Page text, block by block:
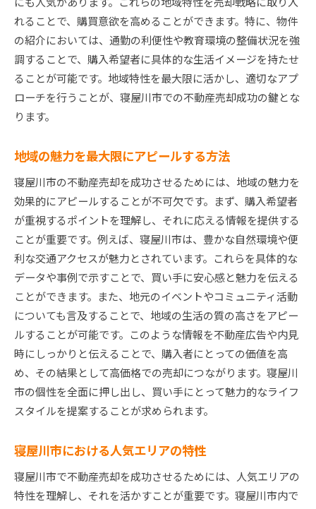
れることで、購買意欲を高めることができます。特に、物件
の紹介においては、通勤の利便性や教育環境の整備状況を強
調することで、購入希望者に具体的な生活イメージを持たせ
ることが可能です。地域特性を最大限に活かし、適切なアプ
ローチを行うことが、寝屋川市での不動産売却成功の鍵とな
ります。
地域の魅力を最大限にアピールする方法
寝屋川市の不動産売却を成功させるためには、地域の魅力を
効果的にアピールすることが不可欠です。まず、購入希望者
が重視するポイントを理解し、それに応える情報を提供する
ことが重要です。例えば、寝屋川市は、豊かな自然環境や便
利な交通アクセスが魅力とされています。これらを具体的な
データや事例で示すことで、買い手に安心感と魅力を伝える
ことができます。また、地元のイベントやコミュニティ活動
についても言及することで、地域の生活の質の高さをアピー
ルすることが可能です。このような情報を不動産広告や内見
時にしっかりと伝えることで、購入者にとっての価値を高
め、その結果として高価格での売却につながります。寝屋川
市の個性を全面に押し出し、買い手にとって魅力的なライフ
スタイルを提案することが求められます。
寝屋川市における人気エリアの特性
寝屋川市で不動産売却を成功させるためには、人気エリアの
特性を理解し、それを活かすことが重要です。寝屋川市内で